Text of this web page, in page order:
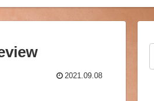
2021.09.08